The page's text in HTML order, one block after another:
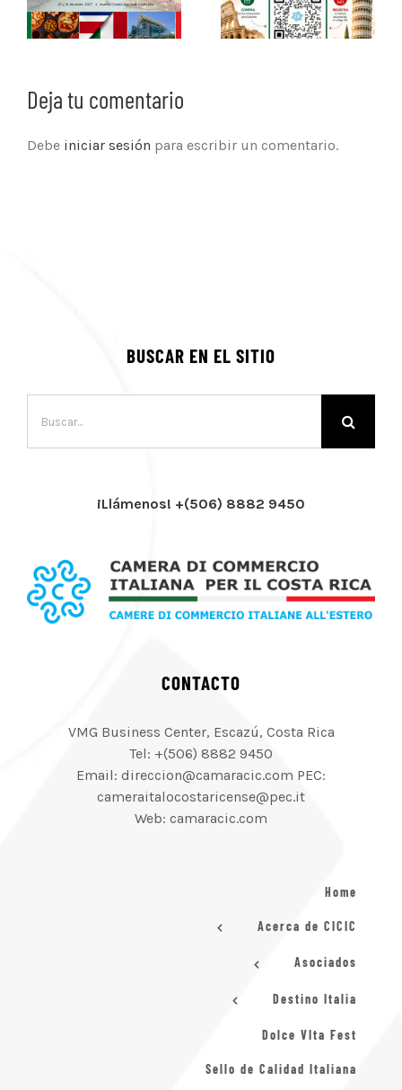
Deja tu comentario
Debe iniciar sesión para escribir un comentario.
BUSCAR EN EL SITIO
¡Llámenos! +(506) 8882 9450
CONTACTO
VMG Business Center, Escazú, Costa Rica
Tel: +(506) 8882 9450
Email: direccion@camaracic.com PEC:
cameraitalocostaricense@pec.it
Web: camaracic.com
Home
Acerca de CICIC
Asociados
Destino Italia
Dolce VIta Fest
Sello de Calidad Italiana